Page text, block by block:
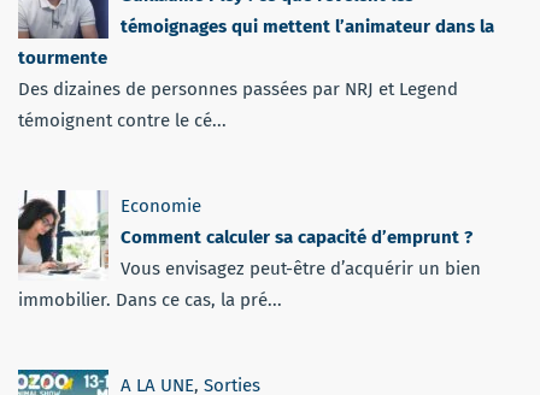
témoignages qui mettent l’animateur dans la
tourmente
Des dizaines de personnes passées par NRJ et Legend
témoignent contre le cé...
Economie
Comment calculer sa capacité d’emprunt ?
Vous envisagez peut-être d’acquérir un bien
immobilier. Dans ce cas, la pré...
A LA UNE, Sorties